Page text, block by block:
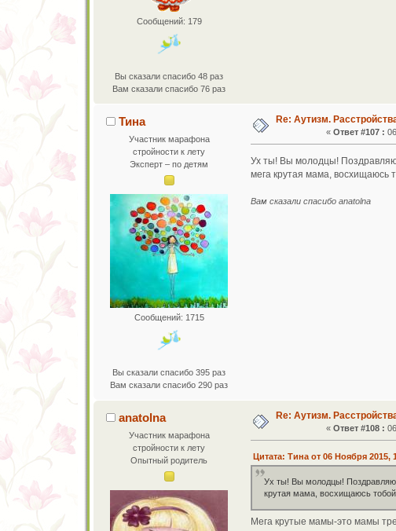
Сообщений: 179
Вы сказали спасибо 48 раз
Вам сказали спасибо 76 раз
Тина
Участник марафона
стройности к лету
Эксперт – по детям
Сообщений: 1715
Вы сказали спасибо 395 раз
Вам сказали спасибо 290 раз
Re: Аутизм.
« Ответ #107 :
Ух ты! Вы молодцы!
мега крутая мама, восхищаюсь
Вам сказали спасибо anatolna
anatolna
Участник марафона
стройности к лету
Опытный родитель
Re: Аутизм.
« Ответ #108 :
Цитата: Тина от 06 Ноября 2015,
Ух ты! Вы молодцы! Поздравляю
крутая мама, восхищаюсь
Мега крутые мамы-это мамы